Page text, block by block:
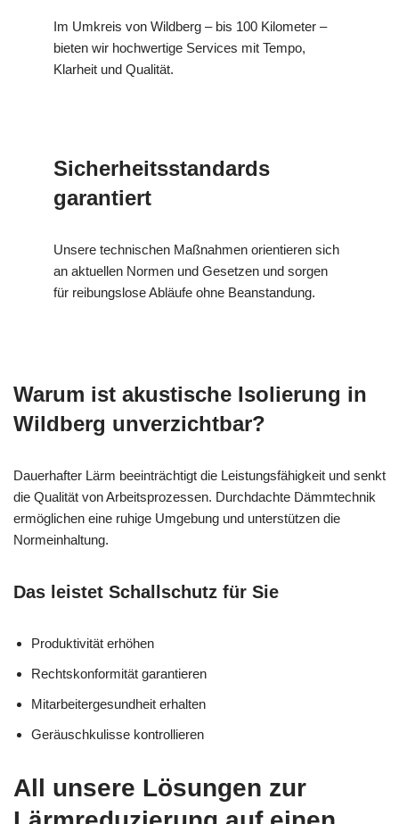
Im Umkreis von Wildberg – bis 100 Kilometer –
bieten wir hochwertige Services mit Tempo,
Klarheit und Qualität.
Sicherheitsstandards
garantiert
Unsere technischen Maßnahmen orientieren sich
an aktuellen Normen und Gesetzen und sorgen
für reibungslose Abläufe ohne Beanstandung.
Warum ist akustische Isolierung in
Wildberg unverzichtbar?
Dauerhafter Lärm beeinträchtigt die Leistungsfähigkeit und senkt
die Qualität von Arbeitsprozessen. Durchdachte Dämmtechnik
ermöglichen eine ruhige Umgebung und unterstützen die
Normeinhaltung.
Das leistet Schallschutz für Sie
Produktivität erhöhen
Rechtskonformität garantieren
Mitarbeitergesundheit erhalten
Geräuschkulisse kontrollieren
All unsere Lösungen zur